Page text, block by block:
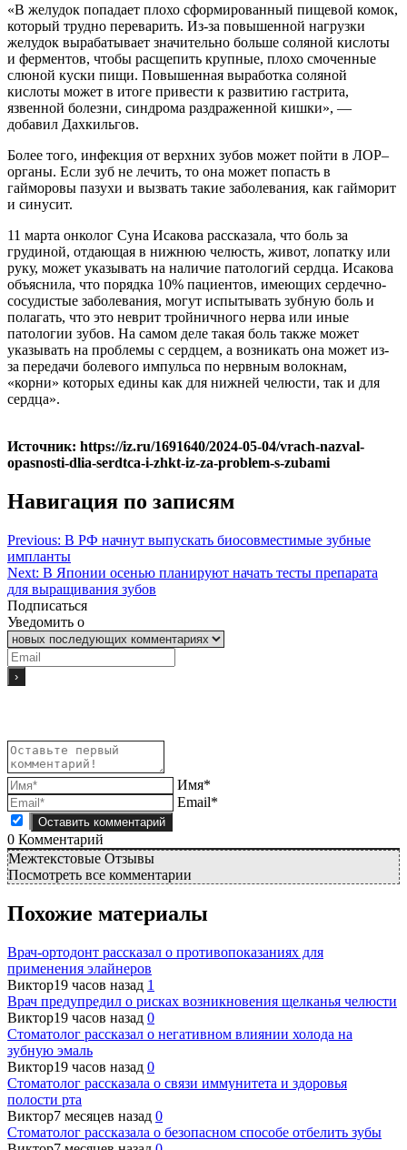
«В желудок попадает плохо сформированный пищевой комок,
который трудно переварить. Из-за повышенной нагрузки
желудок вырабатывает значительно больше соляной кислоты
и ферментов, чтобы расщепить крупные, плохо смоченные
слюной куски пищи. Повышенная выработка соляной
кислоты может в итоге привести к развитию гастрита,
язвенной болезни, синдрома раздраженной кишки», —
добавил Дахкильгов.
Более того, инфекция от верхних зубов может пойти в ЛОР–
органы. Если зуб не лечить, то она может попасть в
гайморовы пазухи и вызвать такие заболевания, как гайморит
и синусит.
11 марта онколог Суна Исакова рассказала, что боль за
грудиной, отдающая в нижнюю челюсть, живот, лопатку или
руку, может указывать на наличие патологий сердца. Исакова
объяснила, что порядка 10% пациентов, имеющих сердечно-
сосудистые заболевания, могут испытывать зубную боль и
полагать, что это неврит тройничного нерва или иные
патологии зубов. На самом деле такая боль также может
указывать на проблемы с сердцем, а возникать она может из-
за передачи болевого импульса по нервным волокнам,
«корни» которых едины как для нижней челюсти, так и для
сердца».
Источник: https://iz.ru/1691640/2024-05-04/vrach-nazval-
opasnosti-dlia-serdtca-i-zhkt-iz-za-problem-s-zubami
Навигация по записям
Previous: В РФ начнут выпускать биосовместимые зубные
импланты
Next: В Японии осенью планируют начать тесты препарата
для выращивания зубов
Подписаться
Уведомить о
Имя*
Email*
0 Комментарий
Межтекстовые Отзывы
Посмотреть все комментарии
Похожие материалы
Врач-ортодонт рассказал о противопоказаниях для
применения элайнеров
Виктор19 часов назад 1
Врач предупредил о рисках возникновения щелканья челюсти
Виктор19 часов назад 0
Стоматолог рассказал о негативном влиянии холода на
зубную эмаль
Виктор19 часов назад 0
Стоматолог рассказала о связи иммунитета и здоровья
полости рта
Виктор7 месяцев назад 0
Стоматолог рассказала о безопасном способе отбелить зубы